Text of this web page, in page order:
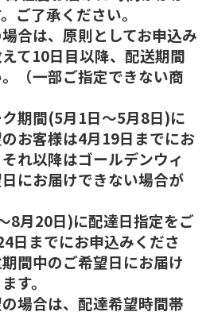
ご了承ください。
合は、原則としてお申込み
て10日目以降、配送期間
（一部ご指定できない商
期間(5月1日～5月8日)に
お客様は4月19日までにお
れ以降はゴールデンウィ
にお届けできない場合が
8月20日)に配達日指定をご
日までにお申込みくださ
間中のご希望日にお届け
す。
場合は、配達希望時間帯